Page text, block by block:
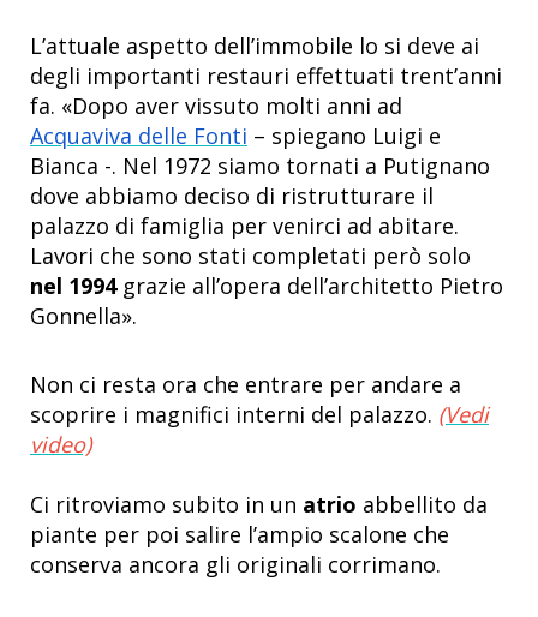
L’attuale aspetto dell’immobile lo si deve ai
degli importanti restauri effettuati trent’anni
fa. «Dopo aver vissuto molti anni ad
Acquaviva delle Fonti – spiegano Luigi e
Bianca -. Nel 1972 siamo tornati a Putignano
dove abbiamo deciso di ristrutturare il
palazzo di famiglia per venirci ad abitare.
Lavori che sono stati completati però solo
nel 1994grazie all’opera dell’architetto Pietro
Gonnella».
Non ci resta ora che entrare per andare a
scoprire i magnifici interni del palazzo. (Vedi
video)
Ci ritroviamo subito in un atrio abbellito da
piante per poi salire l’ampio scalone che
conserva ancora gli originali corrimano.